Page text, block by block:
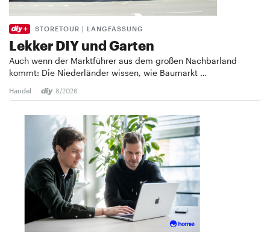
STORETOUR | LANGFASSUNG
Lekker DIY und Garten
Auch wenn der Marktführer aus dem großen Nachbarland
kommt: Die Niederländer wissen, wie Baumarkt …
Handel 8/2026